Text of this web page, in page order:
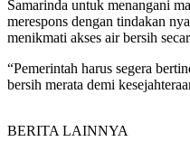
Samarinda untuk menangani
merespons dengan tindakan
menikmati akses air bersih
“Pemerintah harus segera
bersih merata demi
BERITA LAINNYA